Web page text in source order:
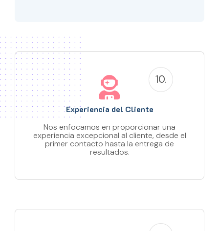
Experiencia del Cliente
Nos enfocamos en proporcionar una
experiencia excepcional al cliente, desde el
primer contacto hasta la entrega de
resultados.
10.